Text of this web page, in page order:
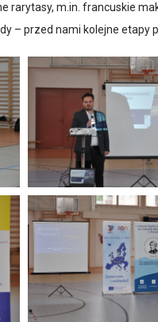
rarytasy, m.in. francuskie
– przed nami kolejne etapy